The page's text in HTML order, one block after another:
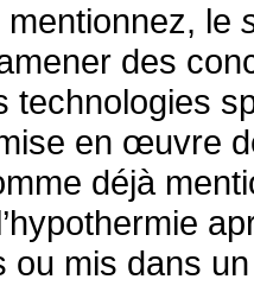
mentionnez, le
des
technologies
en œuvre
déjà
ou mis dans